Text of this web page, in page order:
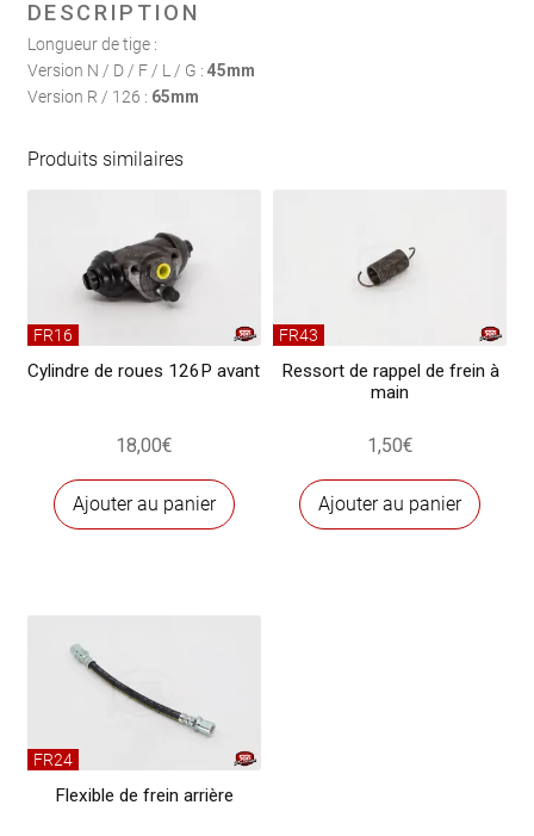
poussée
de
la
pédale
frein
DESCRIPTION
Longueur de tige :
Version N / D / F / L / G : 45mm
Version R / 126 : 65mm
Produits similaires
FR16
Cylindre de roues 126P avant
18,00€
Ajouter au panier
FR43
Ressort de rappel de frein à
main
1,50€
Ajouter au panier
FR24
Flexible de frein arrière